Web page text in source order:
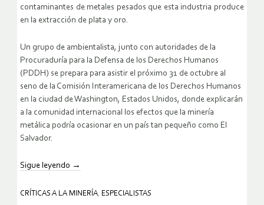
contaminantes de metales pesados que esta industria produce
en la extracción de plata y oro.
Un grupo de ambientalista, junto con autoridades de la
Procuraduría para la Defensa de los Derechos Humanos
(PDDH) se prepara para asistir el próximo 31 de octubre al
seno de la Comisión Interamericana de los Derechos Humanos
en la ciudad de Washington, Estados Unidos, donde explicarán
a la comunidad internacional los efectos que la minería
metálica podría ocasionar en un país tan pequeño como El
Salvador.
Sigue leyendo →
CRÍTICAS A LA MINERÍA, ESPECIALISTAS